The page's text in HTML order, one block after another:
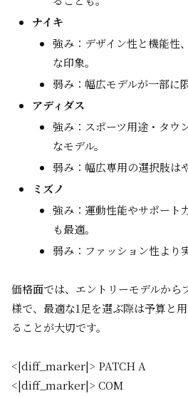
ナイキ
強み：デザイン性と機能性
な印象。
弱み：幅広モデルが一部に
アディダス
強み：スポーツ用途・タウ
なモデル。
弱み：幅広専用の選択肢は
ミズノ
強み：運動性能やサポート
も最適。
弱み：ファッション性より
価格面では、エントリーモデルから
様で、最適な1足を選ぶ際は予算と
ることが大切です。
<|diff_marker|> PATCH A
<|diff_marker|> COM